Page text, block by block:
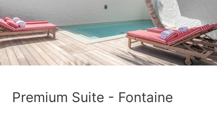
Premium Suite - Fontaine